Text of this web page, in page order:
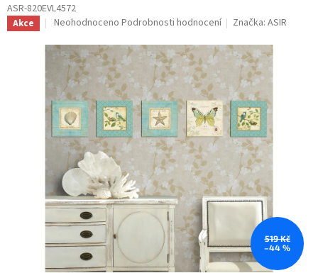
ASR-820EVL4572
Akce
Průměrné
produktu
z
5
hvězdiček.
Neohodnoceno Podrobnosti hodnocení Značka:ASIR
519 Kč
–44 %